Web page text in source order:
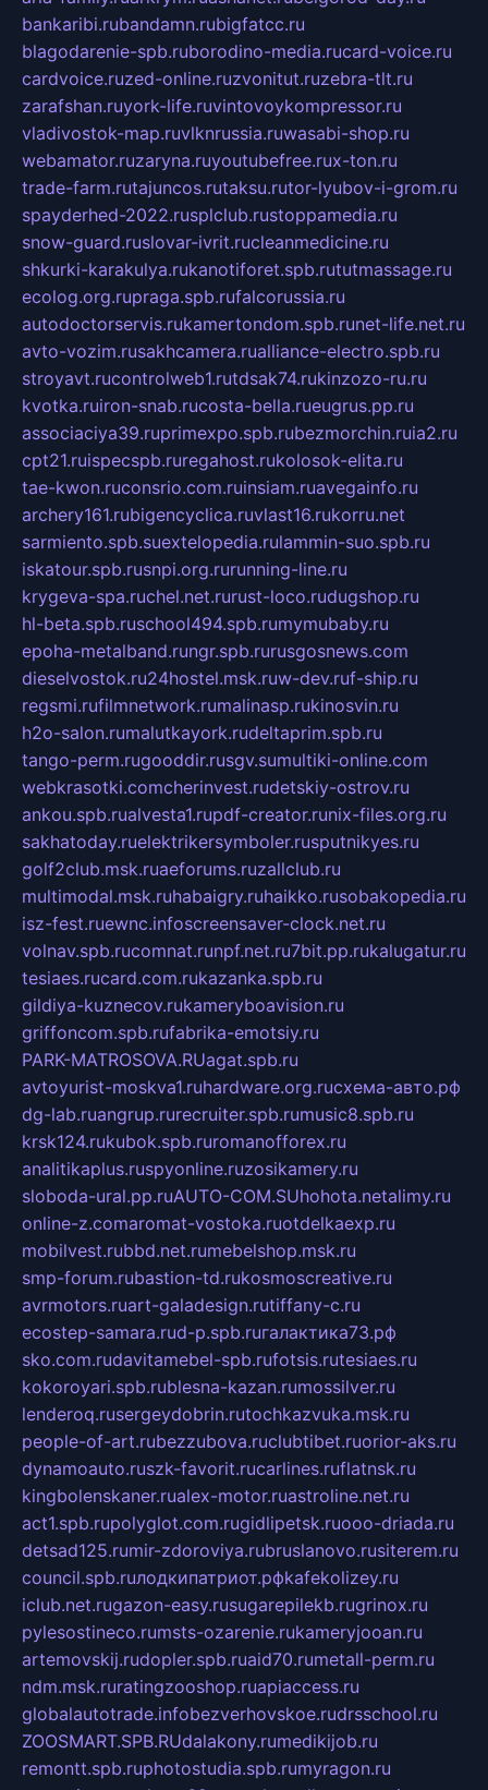
bankaribi.rubandamn.rubigfatcc.ru
blagodarenie-spb.ruborodino-media.rucard-voice.ru
cardvoice.ruzed-online.ruzvonitut.ruzebra-tlt.ru
zarafshan.ruyork-life.ruvintovoykompressor.ru
vladivostok-map.ruvlknrussia.ruwasabi-shop.ru
webamator.ruzaryna.ruyoutubefree.rux-ton.ru
trade-farm.rutajuncos.rutaksu.rutor-lyubov-i-grom.ru
spayderhed-2022.rusplclub.rustoppamedia.ru
snow-guard.ruslovar-ivrit.rucleanmedicine.ru
shkurki-karakulya.rukanotiforet.spb.rututmassage.ru
ecolog.org.rupraga.spb.rufalcorussia.ru
autodoctorservis.rukamertondom.spb.runet-life.net.ru
avto-vozim.rusakhcamera.rualliance-electro.spb.ru
stroyavt.rucontrolweb1.rutdsak74.rukinzozo-ru.ru
kvotka.ruiron-snab.rucosta-bella.rueugrus.pp.ru
associaciya39.ruprimexpo.spb.rubezmorchin.ruia2.ru
cpt21.ruispecspb.ruregahost.rukolosok-elita.ru
tae-kwon.ruconsrio.com.ruinsiam.ruavegainfo.ru
archery161.rubigencyclica.ruvlast16.rukorru.net
sarmiento.spb.suextelopedia.rulammin-suo.spb.ru
iskatour.spb.rusnpi.org.rurunning-line.ru
krygeva-spa.ruchel.net.rurust-loco.rudugshop.ru
hl-beta.spb.ruschool494.spb.rumymubaby.ru
epoha-metalband.rungr.spb.rurusgosnews.com
dieselvostok.ru24hostel.msk.ruw-dev.ruf-ship.ru
regsmi.rufilmnetwork.rumalinasp.rukinosvin.ru
h2o-salon.rumalutkayork.rudeltaprim.spb.ru
tango-perm.rugooddir.rusgv.sumultiki-online.com
webkrasotki.comcherinvest.rudetskiy-ostrov.ru
ankou.spb.rualvesta1.rupdf-creator.runix-files.org.ru
sakhatoday.ruelektrikersymboler.rusputnikyes.ru
golf2club.msk.ruaeforums.ruzallclub.ru
multimodal.msk.ruhabaigry.ruhaikko.rusobakopedia.ru
isz-fest.ruewnc.infoscreensaver-clock.net.ru
volnav.spb.rucomnat.runpf.net.ru7bit.pp.rukalugatur.ru
tesiaes.rucard.com.rukazanka.spb.ru
gildiya-kuznecov.rukameryboavision.ru
griffoncom.spb.rufabrika-emotsiy.ru
PARK-MATROSOVA.RUagat.spb.ru
avtoyurist-moskva1.ruhardware.org.ruсхема-авто.рф
dg-lab.ruangrup.rurecruiter.spb.rumusic8.spb.ru
krsk124.rukubok.spb.ruromanofforex.ru
analitikaplus.ruspyonline.ruzosikamery.ru
sloboda-ural.pp.ruAUTO-COM.SUhohota.netalimy.ru
online-z.comaromat-vostoka.ruotdelkaexp.ru
mobilvest.rubbd.net.rumebelshop.msk.ru
smp-forum.rubastion-td.rukosmoscreative.ru
avrmotors.ruart-galadesign.rutiffany-c.ru
ecostep-samara.rud-p.spb.ruгалактика73.рф
sko.com.rudavitamebel-spb.rufotsis.rutesiaes.ru
kokoroyari.spb.rublesna-kazan.rumossilver.ru
lenderoq.rusergeydobrin.rutochkazvuka.msk.ru
people-of-art.rubezzubova.ruclubtibet.ruorior-aks.ru
dynamoauto.ruszk-favorit.rucarlines.ruflatnsk.ru
kingbolenskaner.rualex-motor.ruastroline.net.ru
act1.spb.rupolyglot.com.rugidlipetsk.ruooo-driada.ru
detsad125.rumir-zdoroviya.rubruslanovo.rusiterem.ru
council.spb.ruлодкипатриот.рфkafekolizey.ru
iclub.net.rugazon-easy.rusugarepilekb.rugrinox.ru
pylesostineco.rumsts-ozarenie.rukameryjooan.ru
artemovskij.rudopler.spb.ruaid70.rumetall-perm.ru
ndm.msk.ruratingzooshop.ruapiaccess.ru
globalautotrade.infobezverhovskoe.rudrsschool.ru
ZOOSMART.SPB.RUdalakony.rumedikijob.ru
remontt.spb.ruphotostudia.spb.rumyragon.ru